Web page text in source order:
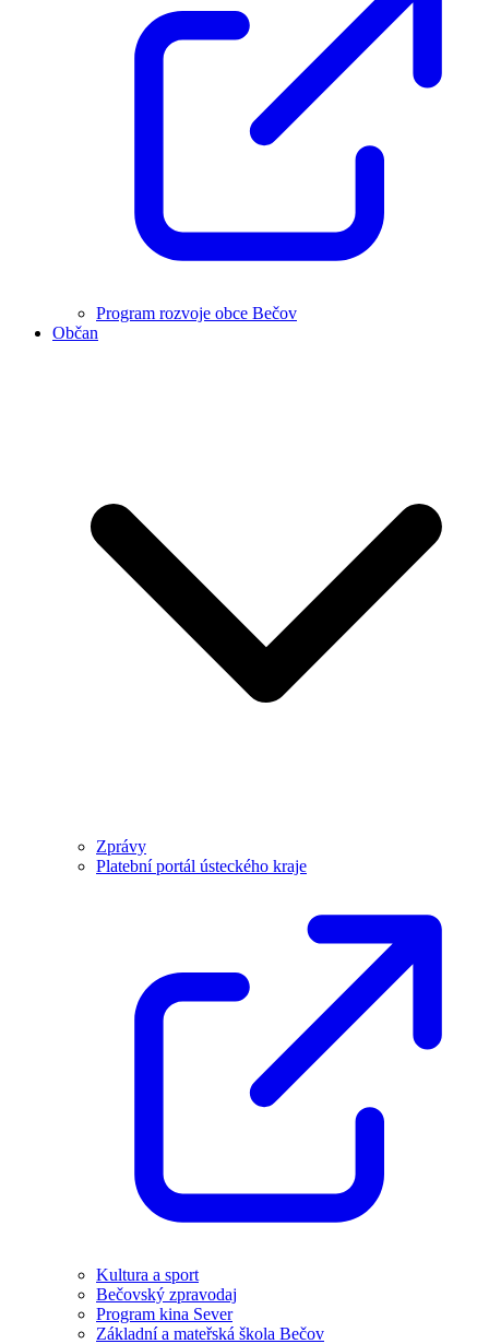
Program rozvoje obce Bečov
Občan
Zprávy
Platební portál ústeckého kraje
Kultura a sport
Bečovský zpravodaj
Program kina Sever
Základní a mateřská škola Bečov